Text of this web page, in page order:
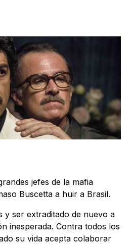
jefes de la mafia
Buscetta a huir a Brasil.
y ser extraditado de nuevo a
inesperada. Contra todos los
su vida acepta colaborar